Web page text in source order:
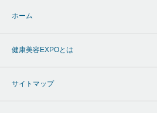
ホーム
健康美容EXPOとは
サイトマップ